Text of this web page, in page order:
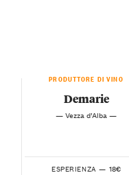
PRODUTTORE DI VINO
Demarie
— Vezza d’Alba —
ESPERIENZA — 18€